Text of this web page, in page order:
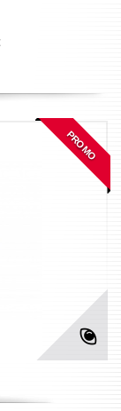
PROMO